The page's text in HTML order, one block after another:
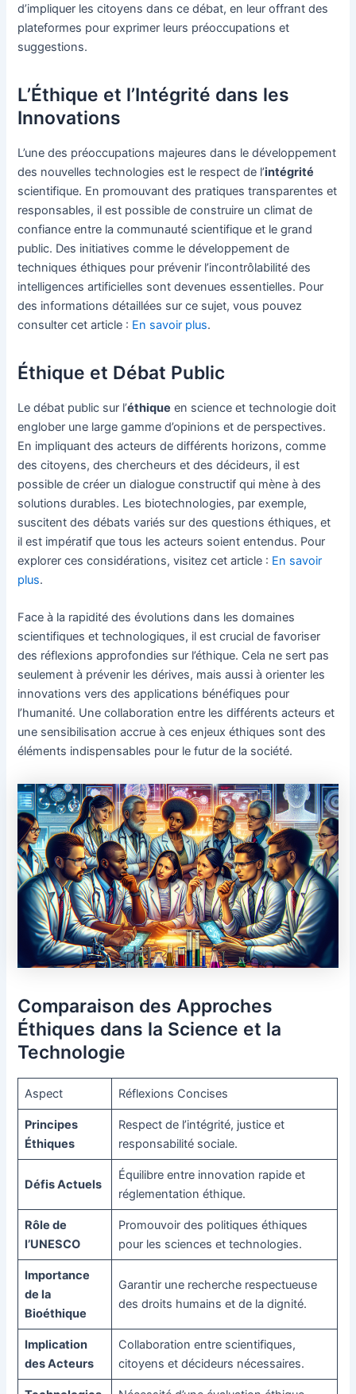
d’impliquer les citoyens dans ce débat, en leur offrant des
plateformes pour exprimer leurs préoccupations et
suggestions.
L’Éthique et l’Intégrité dans les
Innovations
L’une des préoccupations majeures dans le développement
des nouvelles technologies est le respect de l’intégrité
scientifique. En promouvant des pratiques transparentes et
responsables, il est possible de construire un climat de
confiance entre la communauté scientifique et le grand
public. Des initiatives comme le développement de
techniques éthiques pour prévenir l’incontrôlabilité des
intelligences artificielles sont devenues essentielles. Pour
des informations détaillées sur ce sujet, vous pouvez
consulter cet article : En savoir plus.
Éthique et Débat Public
Le débat public sur l’éthique en science et technologie doit
englober une large gamme d’opinions et de perspectives.
En impliquant des acteurs de différents horizons, comme
des citoyens, des chercheurs et des décideurs, il est
possible de créer un dialogue constructif qui mène à des
solutions durables. Les biotechnologies, par exemple,
suscitent des débats variés sur des questions éthiques, et
il est impératif que tous les acteurs soient entendus. Pour
explorer ces considérations, visitez cet article : En savoir
plus.
Face à la rapidité des évolutions dans les domaines
scientifiques et technologiques, il est crucial de favoriser
des réflexions approfondies sur l’éthique. Cela ne sert pas
seulement à prévenir les dérives, mais aussi à orienter les
innovations vers des applications bénéfiques pour
l’humanité. Une collaboration entre les différents acteurs et
une sensibilisation accrue à ces enjeux éthiques sont des
éléments indispensables pour le futur de la société.
Comparaison des Approches
Éthiques dans la Science et la
Technologie
Aspect Réflexions Concises
Principes
Éthiques
Respect de l’intégrité, justice et
responsabilité sociale.
Défis Actuels
Équilibre entre innovation rapide et
réglementation éthique.
Rôle de
l’UNESCO
Promouvoir des politiques éthiques
pour les sciences et technologies.
Importance
de la
Bioéthique
Garantir une recherche respectueuse
des droits humains et de la dignité.
Implication
des Acteurs
Collaboration entre scientifiques,
citoyens et décideurs nécessaires.